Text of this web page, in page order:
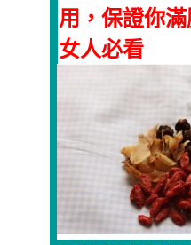
用，保證你滿
女人必看